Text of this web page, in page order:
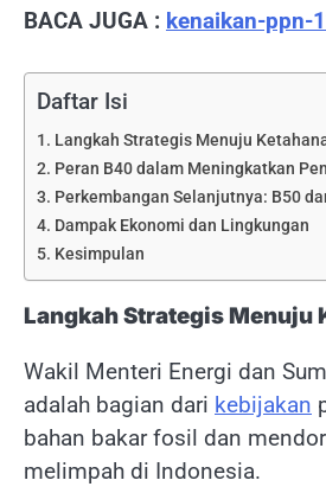
BACA JUGA : kenaikan-ppn-
Daftar Isi
Langkah Strategis Menuju
Peran B40 dalam Meningkatkan
Perkembangan Selanjutnya: B50
Dampak Ekonomi dan Lingkungan
Kesimpulan
Langkah Strategis Menuju
Wakil Menteri Energi dan
adalah bagian dari kebijakan
bahan bakar fosil dan
melimpah di Indonesia.